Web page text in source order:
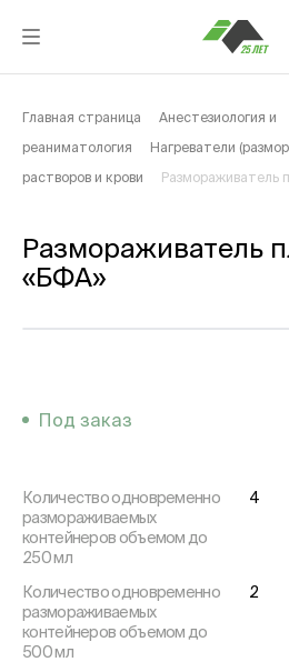
Главная страница Анестезиология и
реаниматология Нагреватели
растворов и крови Размораживатель
Размораживатель
«БФА»
Под заказ
Количество одновременно
размораживаемых
контейнеров объемом до
250 мл
4
Количество одновременно
размораживаемых
контейнеров объемом до
500 мл
2